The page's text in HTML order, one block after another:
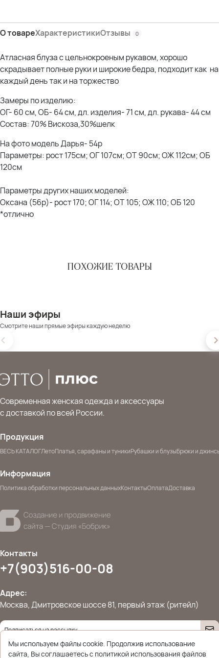
О товареХарактеристикиОтзывы 0
Атласная блуза с цельнокроеным рукавом, хорошо
скрадывает полные руки и широкие бедра, подходит как на
каждый день так и на торжество
Замеры по изделию:
ОГ- 60 см, ОБ- 64 см, дл. изделия- 71 см, дл. рукава- 44 см
Состав: 70% Вискоза,30%шелк
На фото модель Дарья- 54р
Параметры: рост 175см; ОГ 107см; ОТ 90см; ОЖ 112см; ОБ
120см
Параметры других наших моделей:
Оксана (56р)- рост 170; ОГ 114; ОТ 105; ОЖ 110; ОБ 120
*отлично
ПОХОЖИЕ ТОВАРЫ
Наши эфиры
Смотрите наши прямые эфиры каждую неделю
Современная женская одежда и аксессуары
с доставкой по всей России.
Продукция
ВЕСЬ КАТАЛОГЛетоПлатья, сарафаны и туникиРубашки и блузыБрюки и
Информация
Политика обработки персональных данныхКонтактыОплатаДоставка
Контакты
+7(903)516-00-08
Адрес:
Москва, Дмитровское шоссе 81, первый этаж (ритейл)
Даю согласие наобработку персональных данных
© 2026 Ettoplus.ru — Все права защищены.
Мы используем файлы cookie. Продолжив использование
сайта, Вы соглашаетесь с политикой использования файлов